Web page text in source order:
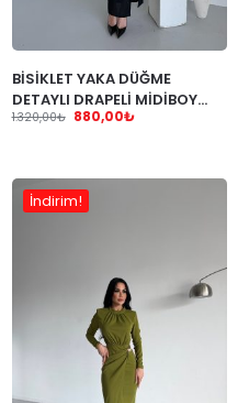
BİSİKLET YAKA DÜĞME
DETAYLI DRAPELİ MİDİBOY
ELBİSE
1.320,00₺ 880,00₺
İndirim!